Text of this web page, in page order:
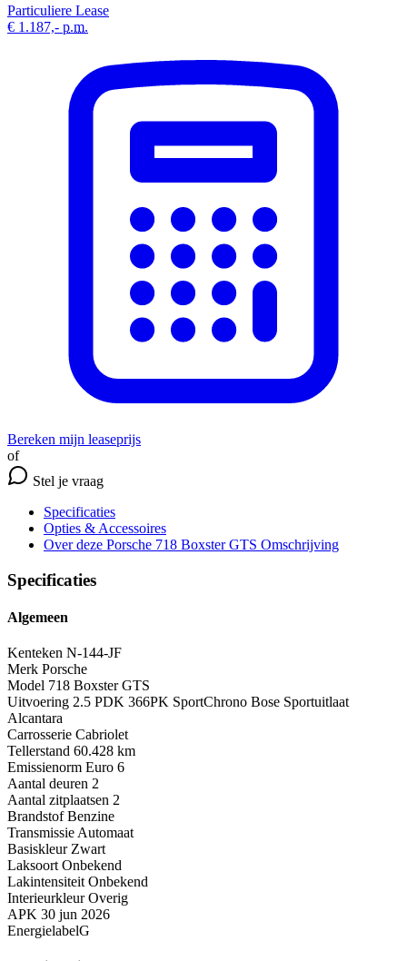
Particuliere Lease
€ 1.187,- p.m.
Bereken mijn leaseprijs
of
Stel je vraag
Specificaties
Opties & Accessoires
Over deze Porsche 718 Boxster GTS Omschrijving
Specificaties
Algemeen
Kenteken N-144-JF
Merk Porsche
Model 718 Boxster GTS
Uitvoering 2.5 PDK 366PK SportChrono Bose Sportuitlaat
Alcantara
Carrosserie Cabriolet
Tellerstand 60.428 km
Emissienorm Euro 6
Aantal deuren 2
Aantal zitplaatsen 2
Brandstof Benzine
Transmissie Automaat
Basiskleur Zwart
Laksoort Onbekend
Lakintensiteit Onbekend
Interieurkleur Overig
APK 30 jun 2026
EnergielabelG